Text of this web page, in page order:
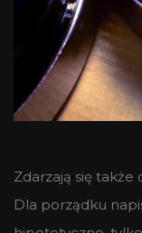
Zdarzają się
Dla porządku